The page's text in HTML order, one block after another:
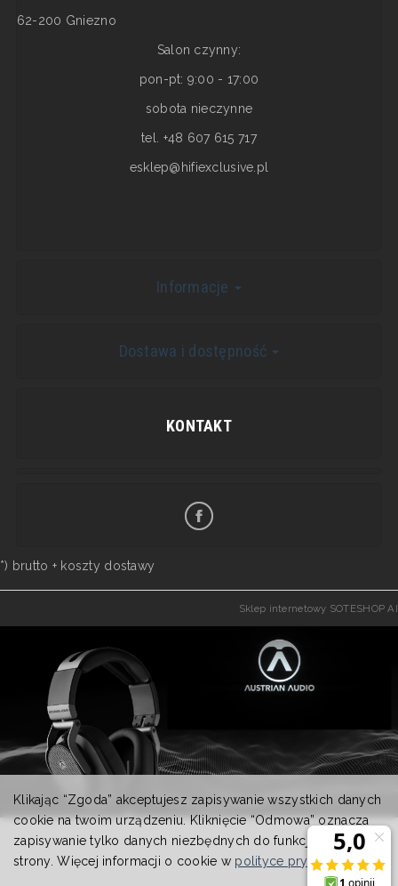
62-200 Gniezno
Salon czynny:
pon-pt: 9:00 - 17:00
sobota nieczynne
tel. +48 607 615 717
esklep@hifiexclusive.pl
Informacje
Dostawa i dostępność
KONTAKT
*) brutto + koszty dostawy
Sklep internetowy SOTESHOP AI
Klikając “Zgoda” akceptujesz zapisywanie wszystkich danych
cookie na twoim urządzeniu. Kliknięcie “Odmowa” oznacza
zapisywanie tylko danych niezbędnych do funkcjonowania
strony. Więcej informacji o cookie w polityce prywatności.